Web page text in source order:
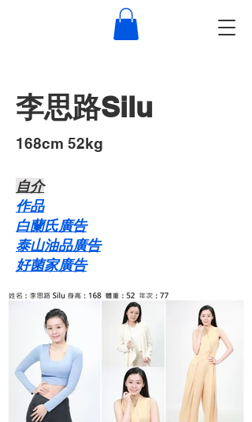
李思路Silu
168cm 52kg
自介​
作品
白蘭氏廣告
泰山油品廣告
好菌家廣告